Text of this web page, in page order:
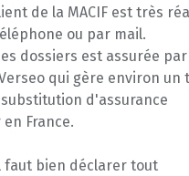
de la MACIF est très
ou par mail.
dossiers est assurée par
qui gère environ un
d'assurance
France.
faut bien déclarer tout